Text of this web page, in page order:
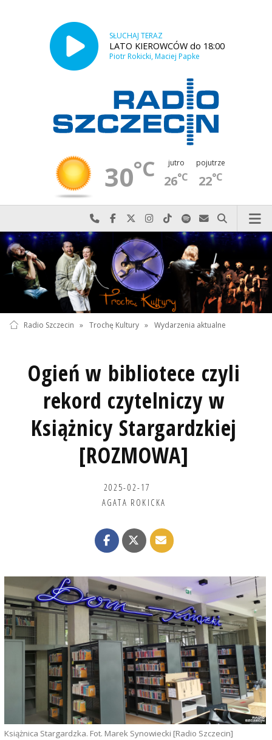
SŁUCHAJ TERAZ
LATO KIEROWCÓW do 18:00
Piotr Rokicki, Maciej Papke
30°C jutro
26°C
pojutrze
22°C
Najlepiej po prostu do nas zadzwoń
Odwiedź nas na Facebook-u
Odwiedź nas na X
Odwiedź nas na Instagram-ie
Odwiedź nas na TikTok-u
Szukaj nas na Spotify
Wyślij do nas
Szukaj
Radio Szczecin » Trochę Kultury » Wydarzenia aktualne
Ogień w bibliotece czyli
rekord czytelniczy w
Książnicy Stargardzkiej
[ROZMOWA]
2025-02-17
AGATA ROKICKA
Książnica Stargardzka. Fot. Marek Synowiecki [Radio Szczecin]